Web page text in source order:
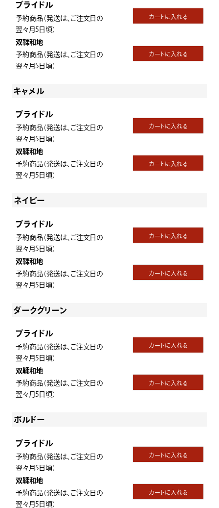
ブライドル
予約商品（発送は、ご注文日の
翌々月5日頃）
カートに入れる
双鞣和地
予約商品（発送は、ご注文日の
翌々月5日頃）
カートに入れる
キャメル
ブライドル
予約商品（発送は、ご注文日の
翌々月5日頃）
カートに入れる
双鞣和地
予約商品（発送は、ご注文日の
翌々月5日頃）
カートに入れる
ネイビー
ブライドル
予約商品（発送は、ご注文日の
翌々月5日頃）
カートに入れる
双鞣和地
予約商品（発送は、ご注文日の
翌々月5日頃）
カートに入れる
ダークグリーン
ブライドル
予約商品（発送は、ご注文日の
翌々月5日頃）
カートに入れる
双鞣和地
予約商品（発送は、ご注文日の
翌々月5日頃）
カートに入れる
ボルドー
ブライドル
予約商品（発送は、ご注文日の
翌々月5日頃）
カートに入れる
双鞣和地
予約商品（発送は、ご注文日の
翌々月5日頃）
カートに入れる